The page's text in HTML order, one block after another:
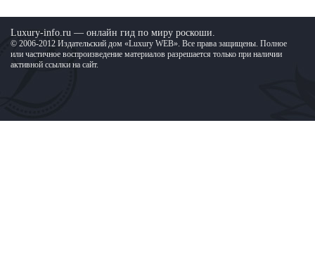
Luxury-info.ru — онлайн гид по миру роскоши.
© 2006-2012 Издательский дом «Luxury WEB». Все права защищены. Полное
или частичное воспроизведение материалов разрешается только при наличии
активной ссылки на сайт.